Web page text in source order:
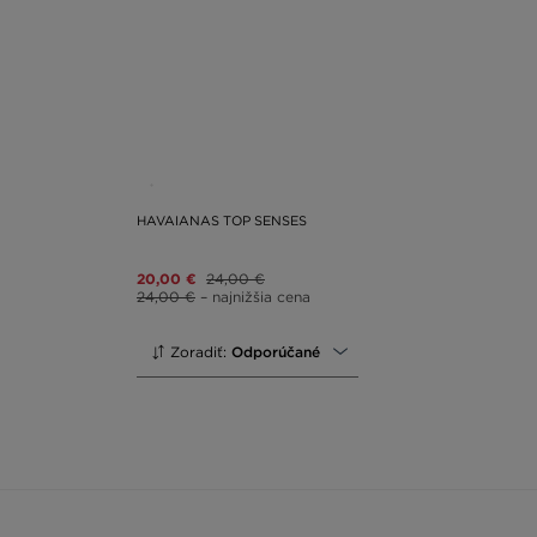
HAVAIANAS TOP SENSES
20,00 € 24,00 €
24,00 € – najnižšia cena
Zoradiť: Odporúčané